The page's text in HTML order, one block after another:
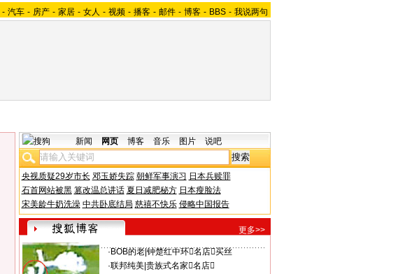
- 汽车 - 房产 - 家居 - 女人 - 视频 - 播客 - 邮件 - 博客 - BBS - 我说两句
新闻 网页 博客 音乐 图片 说吧
央视质疑29岁市长 邓玉娇失踪 朝鲜军事演习 日本兵赎罪
石首网站被黑 篡改温总讲话 夏日减肥秘方 日本瘦脸法
宋美龄牛奶洗澡 中共卧底结局 慈禧不快乐 侵略中国报告
更多>>
· BOB的老| 钟楚红中环名店买丝
·联邦纯美| 贵族式名家名店